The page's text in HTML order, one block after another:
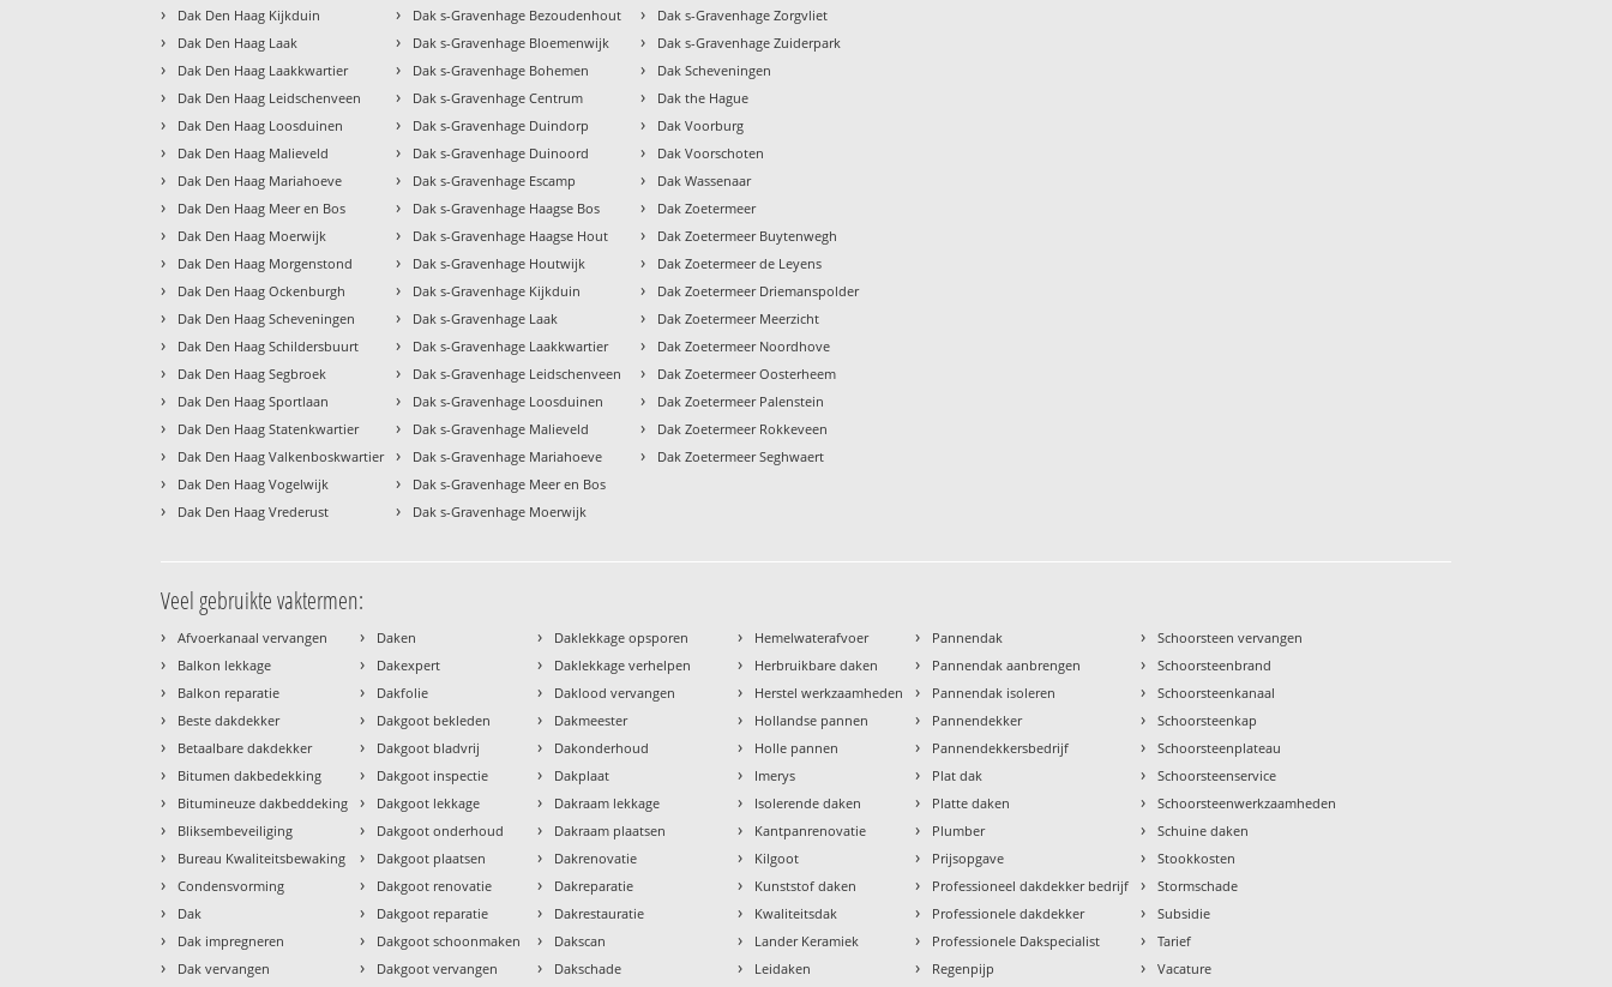
› Dak Den Haag Kijkduin
› Dak Den Haag Laak
› Dak Den Haag Laakkwartier
› Dak Den Haag Leidschenveen
› Dak Den Haag Loosduinen
› Dak Den Haag Malieveld
› Dak Den Haag Mariahoeve
› Dak Den Haag Meer en Bos
› Dak Den Haag Moerwijk
› Dak Den Haag Morgenstond
› Dak Den Haag Ockenburgh
› Dak Den Haag Scheveningen
› Dak Den Haag Schildersbuurt
› Dak Den Haag Segbroek
› Dak Den Haag Sportlaan
› Dak Den Haag Statenkwartier
› Dak Den Haag Valkenboskwartier
› Dak Den Haag Vogelwijk
› Dak Den Haag Vrederust
› Dak s-Gravenhage Bezoudenhout
› Dak s-Gravenhage Bloemenwijk
› Dak s-Gravenhage Bohemen
› Dak s-Gravenhage Centrum
› Dak s-Gravenhage Duindorp
› Dak s-Gravenhage Duinoord
› Dak s-Gravenhage Escamp
› Dak s-Gravenhage Haagse Bos
› Dak s-Gravenhage Haagse Hout
› Dak s-Gravenhage Houtwijk
› Dak s-Gravenhage Kijkduin
› Dak s-Gravenhage Laak
› Dak s-Gravenhage Laakkwartier
› Dak s-Gravenhage Leidschenveen
› Dak s-Gravenhage Loosduinen
› Dak s-Gravenhage Malieveld
› Dak s-Gravenhage Mariahoeve
› Dak s-Gravenhage Meer en Bos
› Dak s-Gravenhage Moerwijk
› Dak s-Gravenhage Zorgvliet
› Dak s-Gravenhage Zuiderpark
› Dak Scheveningen
› Dak the Hague
› Dak Voorburg
› Dak Voorschoten
› Dak Wassenaar
› Dak Zoetermeer
› Dak Zoetermeer Buytenwegh
› Dak Zoetermeer de Leyens
› Dak Zoetermeer Driemanspolder
› Dak Zoetermeer Meerzicht
› Dak Zoetermeer Noordhove
› Dak Zoetermeer Oosterheem
› Dak Zoetermeer Palenstein
› Dak Zoetermeer Rokkeveen
› Dak Zoetermeer Seghwaert
Veel gebruikte vaktermen:
› Afvoerkanaal vervangen
› Balkon lekkage
› Balkon reparatie
› Beste dakdekker
› Betaalbare dakdekker
› Bitumen dakbedekking
› Bitumineuze dakbeddeking
› Bliksembeveiliging
› Bureau Kwaliteitsbewaking
› Condensvorming
› Dak
› Dak impregneren
› Dak vervangen
› Daken
› Dakexpert
› Dakfolie
› Dakgoot bekleden
› Dakgoot bladvrij
› Dakgoot inspectie
› Dakgoot lekkage
› Dakgoot onderhoud
› Dakgoot plaatsen
› Dakgoot renovatie
› Dakgoot reparatie
› Dakgoot schoonmaken
› Dakgoot vervangen
› Daklekkage opsporen
› Daklekkage verhelpen
› Daklood vervangen
› Dakmeester
› Dakonderhoud
› Dakplaat
› Dakraam lekkage
› Dakraam plaatsen
› Dakrenovatie
› Dakreparatie
› Dakrestauratie
› Dakscan
› Dakschade
› Hemelwaterafvoer
› Herbruikbare daken
› Herstel werkzaamheden
› Hollandse pannen
› Holle pannen
› Imerys
› Isolerende daken
› Kantpanrenovatie
› Kilgoot
› Kunststof daken
› Kwaliteitsdak
› Lander Keramiek
› Leidaken
› Pannendak
› Pannendak aanbrengen
› Pannendak isoleren
› Pannendekker
› Pannendekkersbedrijf
› Plat dak
› Platte daken
› Plumber
› Prijsopgave
› Professioneel dakdekker bedrijf
› Professionele dakdekker
› Professionele Dakspecialist
› Regenpijp
› Schoorsteen vervangen
› Schoorsteenbrand
› Schoorsteenkanaal
› Schoorsteenkap
› Schoorsteenplateau
› Schoorsteenservice
› Schoorsteenwerkzaamheden
› Schuine daken
› Stookkosten
› Stormschade
› Subsidie
› Tarief
› Vacature